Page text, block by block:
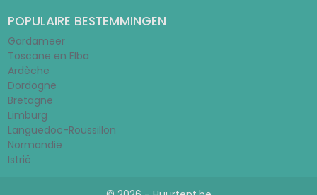
POPULAIRE BESTEMMINGEN
Gardameer
Toscane en Elba
Ardèche
Dordogne
Bretagne
Limburg
Languedoc-Roussillon
Normandië
Istrië